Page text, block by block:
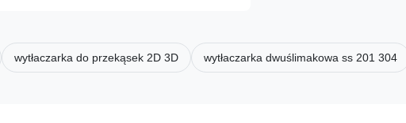
wytłaczarka do przekąsek 2D 3D wytłaczarka dwuślimakowa ss 201 304